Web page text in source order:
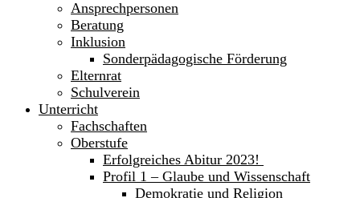
Ansprechpersonen
Beratung
Inklusion
Sonderpädagogische Förderung
Elternrat
Schulverein
Unterricht
Fachschaften
Oberstufe
Erfolgreiches Abitur 2023!
Profil 1 – Glaube und Wissenschaft
Demokratie und Religion